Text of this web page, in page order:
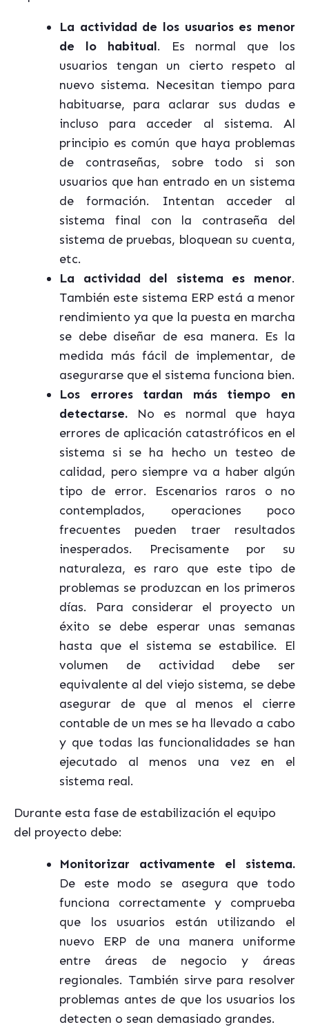
La actividad de los usuarios es menor
de lo habitual. Es normal que los
usuarios tengan un cierto respeto al
nuevo sistema. Necesitan tiempo para
habituarse, para aclarar sus dudas e
incluso para acceder al sistema. Al
principio es común que haya problemas
de contraseñas, sobre todo si son
usuarios que han entrado en un sistema
de formación. Intentan acceder al
sistema final con la contraseña del
sistema de pruebas, bloquean su cuenta,
etc.
La actividad del sistema es menor.
También este sistema ERP está a menor
rendimiento ya que la puesta en marcha
se debe diseñar de esa manera. Es la
medida más fácil de implementar, de
asegurarse que el sistema funciona bien.
Los errores tardan más tiempo en
detectarse. No es normal que haya
errores de aplicación catastróficos en el
sistema si se ha hecho un testeo de
calidad, pero siempre va a haber algún
tipo de error. Escenarios raros o no
contemplados, operaciones poco
frecuentes pueden traer resultados
inesperados. Precisamente por su
naturaleza, es raro que este tipo de
problemas se produzcan en los primeros
días. Para considerar el proyecto un
éxito se debe esperar unas semanas
hasta que el sistema se estabilice. El
volumen de actividad debe ser
equivalente al del viejo sistema, se debe
asegurar de que al menos el cierre
contable de un mes se ha llevado a cabo
y que todas las funcionalidades se han
ejecutado al menos una vez en el
sistema real.
Durante esta fase de estabilización el equipo
del proyecto debe:
Monitorizar activamente el sistema.
De este modo se asegura que todo
funciona correctamente y comprueba
que los usuarios están utilizando el
nuevo ERP de una manera uniforme
entre áreas de negocio y áreas
regionales. También sirve para resolver
problemas antes de que los usuarios los
detecten o sean demasiado grandes.